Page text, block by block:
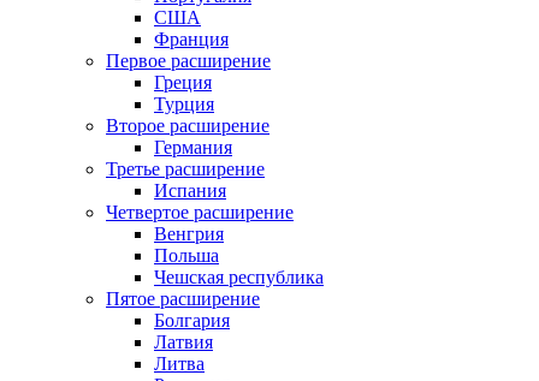
США
Франция
Первое расширение
Греция
Турция
Второе расширение
Германия
Третье расширение
Испания
Четвертое расширение
Венгрия
Польша
Чешская республика
Пятое расширение
Болгария
Латвия
Литва